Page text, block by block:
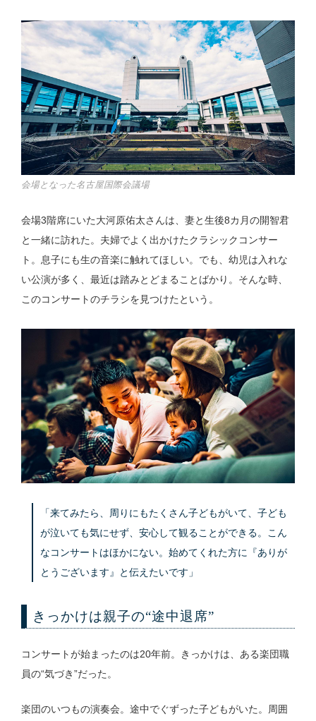
会場となった名古屋国際会議場
会場3階席にいた大河原佑太さんは、妻と生後8カ月の開智君
と一緒に訪れた。夫婦でよく出かけたクラシックコンサー
ト。息子にも生の音楽に触れてほしい。でも、幼児は入れな
い公演が多く、最近は踏みとどまることばかり。そんな時、
このコンサートのチラシを見つけたという。
「来てみたら、周りにもたくさん子どもがいて、子ども
が泣いても気にせず、安心して観ることができる。こん
なコンサートはほかにない。始めてくれた方に『ありが
とうございます』と伝えたいです」
きっかけは親子の“途中退席”
コンサートが始まったのは20年前。きっかけは、ある楽団職
員の“気づき”だった。
楽団のいつもの演奏会。途中でぐずった子どもがいた。周囲